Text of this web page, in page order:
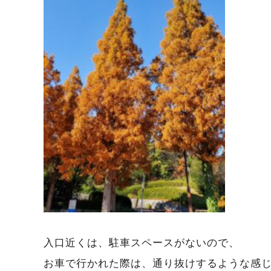
入口近くは、駐車スペースがないので、
お車で行かれた際は、通り抜けするような感